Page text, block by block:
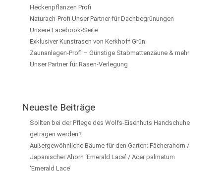
Heckenpflanzen Profi
Naturach-Profi Unser Partner für Dachbegrünungen
Unsere Facebook-Seite
Exklusiver Kunstrasen von Kerkhoff Grün
Zaunanlagen-Profi – Günstige Stabmattenzäune & mehr
Unser Partner für Rasen-Verlegung
Neueste Beiträge
Sollten bei der Pflege des Wolfs-Eisenhuts Handschuhe
getragen werden?
Außergewöhnliche Bäume für den Garten: Fächerahorn /
Japanischer Ahorn ‘Emerald Lace’ / Acer palmatum
‘Emerald Lace’